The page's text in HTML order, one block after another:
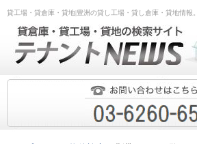
貸工場・貸倉庫・貸地|豊洲の貸し工場・貸し倉庫・貸地情報。